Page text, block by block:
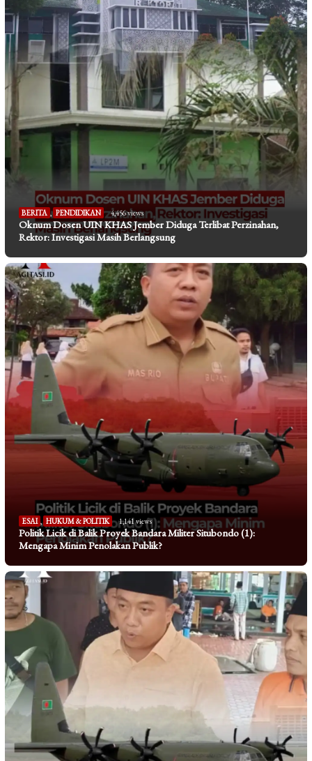
BERITA , PENDIDIKAN 4,456 views
Oknum Dosen UIN KHAS Jember Diduga Terlibat Perzinahan,
Rektor: Investigasi Masih Berlangsung
ESAI , HUKUM & POLITIK 1,141 views
Politik Licik di Balik Proyek Bandara Militer Situbondo (1):
Mengapa Minim Penolakan Publik?